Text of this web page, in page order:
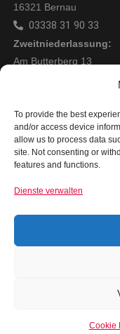
To provide the best
and/or access device
allow us to process data
site. Not consenting or
features and functions.
Dienste verwalten
Cookie
16321 Bernau
03338 31 90 33
Zweitniederlassung:
Am Butterberg 13
Mitglied bei:
Datenschutz